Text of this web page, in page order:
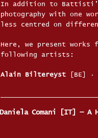
In addition to
photography with one
less centred on
Here, we present
following artists:
Alain Biltereyst [BE]
Daniela Comani [IT] — A